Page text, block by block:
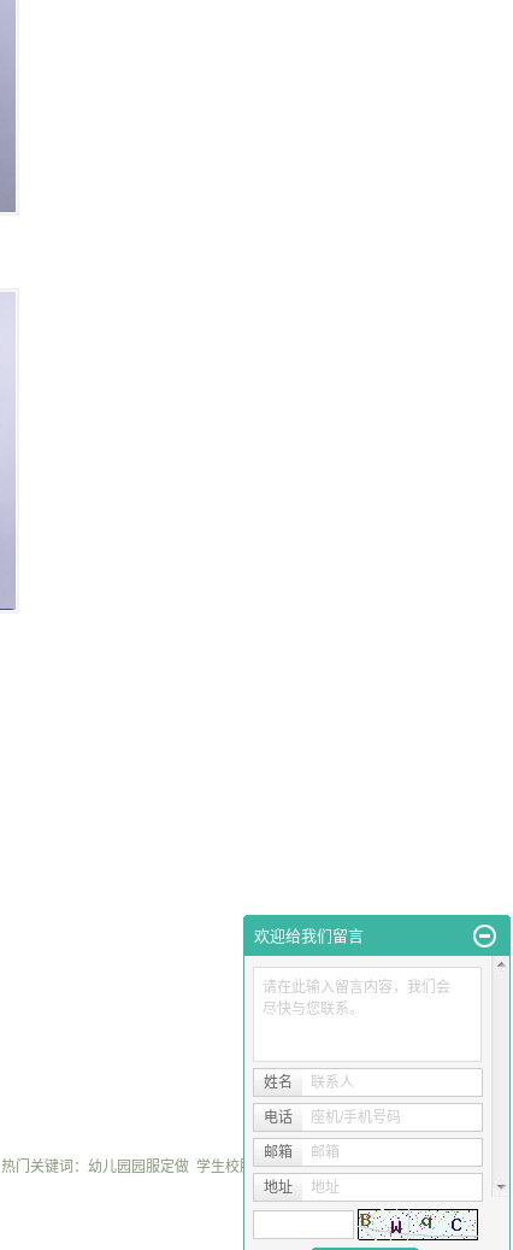
热门关键词： 幼儿园园服定做 学生校服厂家 学生校服定做
欢迎给我们留言
请在此输入留言内容，我们会
尽快与您联系。
姓名 联系人
电话 座机/手机号码
邮箱 邮箱
地址 地址